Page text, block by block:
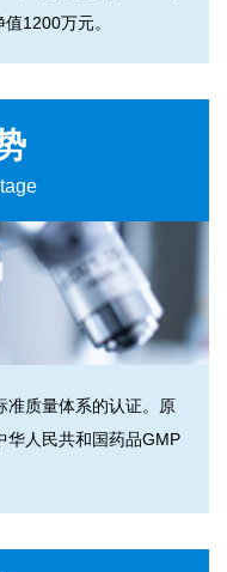
1200万元。
准质量体系的认证。原
华人民共和国药品GMP